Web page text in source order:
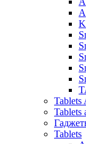
Tablets
Tablets
Tablets